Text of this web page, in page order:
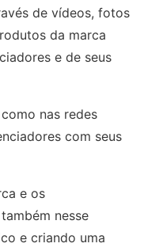
de vídeos, fotos
da marca
e de seus
nas redes
com seus
e os
nesse
e criando uma